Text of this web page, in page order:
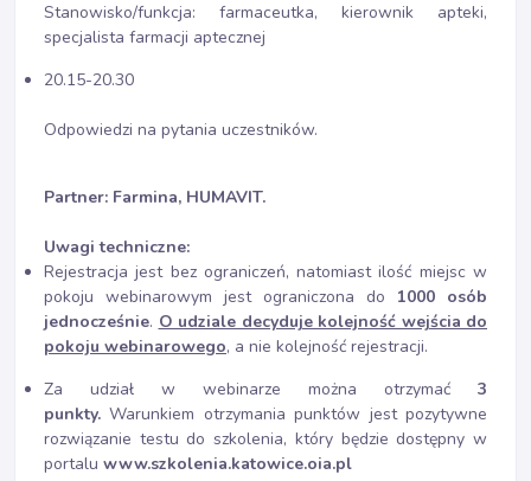
Stanowisko/funkcja: farmaceutka, kierownik apteki,
specjalista farmacji aptecznej
20.15-20.30
Odpowiedzi na pytania uczestników.
Partner: Farmina, HUMAVIT.
Uwagi techniczne:
Rejestracja jest bez ograniczeń, natomiast ilość miejsc w
pokoju webinarowym jest ograniczona do 1000 osób
jednocześnie. O udziale decyduje kolejność wejścia do
pokoju webinarowego, a nie kolejność rejestracji.
Za udział w webinarze można otrzymać 3
punkty. Warunkiem otrzymania punktów jest pozytywne
rozwiązanie testu do szkolenia, który będzie dostępny w
portalu www.szkolenia.katowice.oia.pl